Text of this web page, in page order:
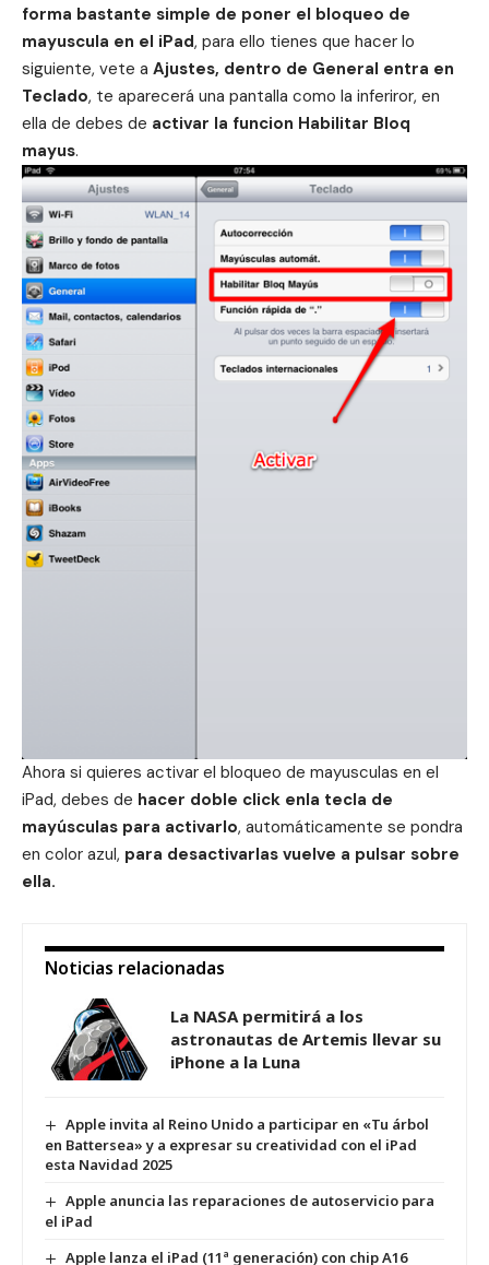
forma bastante simple de poner el bloqueo de
mayuscula en el iPad, para ello tienes que hacer lo
siguiente, vete a Ajustes, dentro de General entra en
Teclado, te aparecerá una pantalla como la inferiror, en
ella de debes de activar la funcion Habilitar Bloq
mayus.
Ahora si quieres activar el bloqueo de mayusculas en el
iPad, debes de hacer doble click enla tecla de
mayúsculas para activarlo, automáticamente se pondra
en color azul, para desactivarlas vuelve a pulsar sobre
ella.
Noticias relacionadas
La NASA permitirá a los
astronautas de Artemis llevar su
iPhone a la Luna
Apple invita al Reino Unido a participar en «Tu árbol
en Battersea» y a expresar su creatividad con el iPad
esta Navidad 2025
Apple anuncia las reparaciones de autoservicio para
el iPad
Apple lanza el iPad (11ª generación) con chip A16